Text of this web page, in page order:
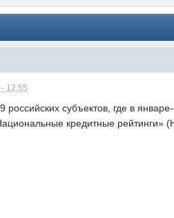
12:55
российских субъектов, где в
кредитные рейтинги»